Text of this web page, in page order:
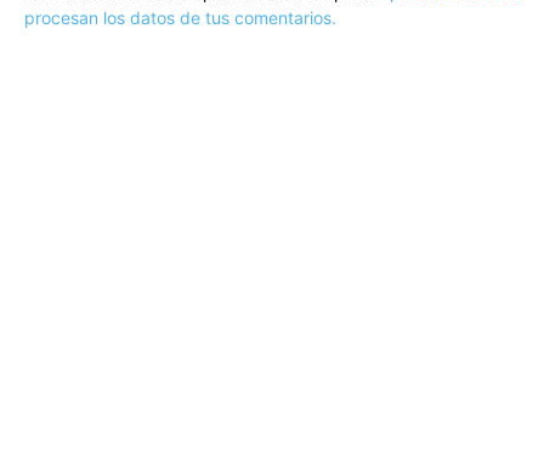
procesan los datos de tus comentarios.